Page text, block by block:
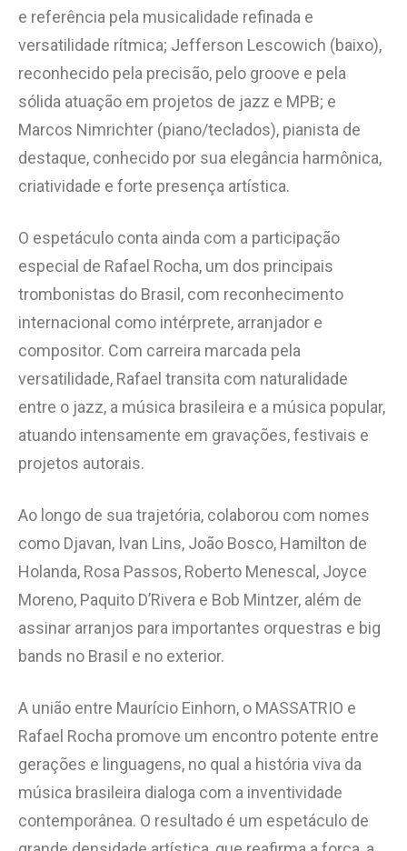
e referência pela musicalidade refinada e
versatilidade rítmica; Jefferson Lescowich (baixo),
reconhecido pela precisão, pelo groove e pela
sólida atuação em projetos de jazz e MPB; e
Marcos Nimrichter (piano/teclados), pianista de
destaque, conhecido por sua elegância harmônica,
criatividade e forte presença artística.
O espetáculo conta ainda com a participação
especial de Rafael Rocha, um dos principais
trombonistas do Brasil, com reconhecimento
internacional como intérprete, arranjador e
compositor. Com carreira marcada pela
versatilidade, Rafael transita com naturalidade
entre o jazz, a música brasileira e a música popular,
atuando intensamente em gravações, festivais e
projetos autorais.
Ao longo de sua trajetória, colaborou com nomes
como Djavan, Ivan Lins, João Bosco, Hamilton de
Holanda, Rosa Passos, Roberto Menescal, Joyce
Moreno, Paquito D’Rivera e Bob Mintzer, além de
assinar arranjos para importantes orquestras e big
bands no Brasil e no exterior.
A união entre Maurício Einhorn, o MASSATRIO e
Rafael Rocha promove um encontro potente entre
gerações e linguagens, no qual a história viva da
música brasileira dialoga com a inventividade
contemporânea. O resultado é um espetáculo de